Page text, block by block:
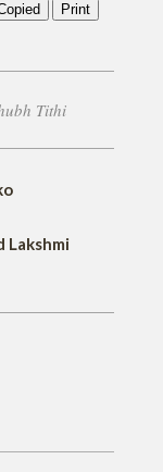
Print
Tithi
Lakshmi